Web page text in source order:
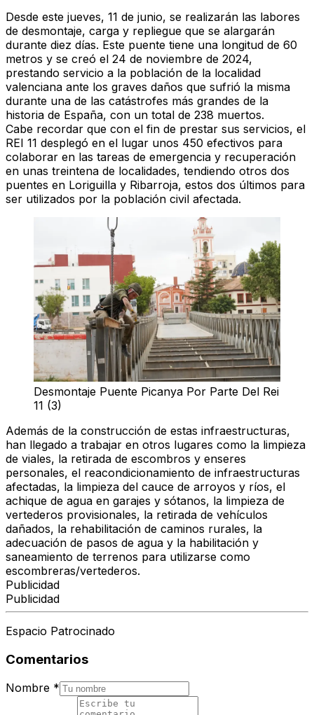
Desde este jueves, 11 de junio, se realizarán las labores
de desmontaje, carga y repliegue que se alargarán
durante diez días. Este puente tiene una longitud de 60
metros y se creó el 24 de noviembre de 2024,
prestando servicio a la población de la localidad
valenciana ante los graves daños que sufrió la misma
durante una de las catástrofes más grandes de la
historia de España, con un total de 238 muertos.
Cabe recordar que con el fin de prestar sus servicios, el
REI 11 desplegó en el lugar unos 450 efectivos para
colaborar en las tareas de emergencia y recuperación
en unas treintena de localidades, tendiendo otros dos
puentes en Loriguilla y Ribarroja, estos dos últimos para
ser utilizados por la población civil afectada.
Desmontaje Puente Picanya Por Parte Del Rei
11 (3)
Además de la construcción de estas infraestructuras,
han llegado a trabajar en otros lugares como la limpieza
de viales, la retirada de escombros y enseres
personales, el reacondicionamiento de infraestructuras
afectadas, la limpieza del cauce de arroyos y ríos, el
achique de agua en garajes y sótanos, la limpieza de
vertederos provisionales, la retirada de vehículos
dañados, la rehabilitación de caminos rurales, la
adecuación de pasos de agua y la habilitación y
saneamiento de terrenos para utilizarse como
escombreras/vertederos.
Publicidad
Publicidad
Espacio Patrocinado
Comentarios
Nombre *